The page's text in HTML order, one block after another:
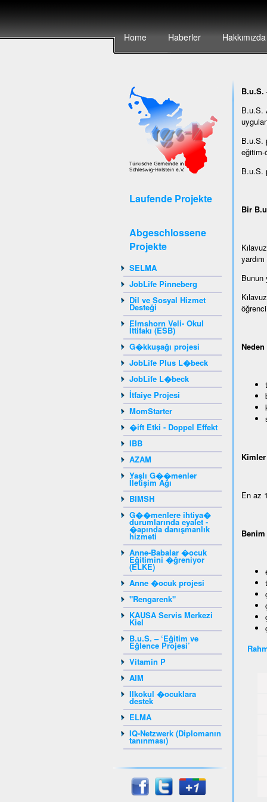
Home Haberler Hakkımızda
Laufende Projekte
Abgeschlossene
Projekte
SELMA
JobLife Pinneberg
Dil ve Sosyal Hizmet
Desteği
Elmshorn Veli- Okul
İttifakı (ESB)
G�kkuşağı projesi
JobLife Plus L�beck
JobLife L�beck
İtfaiye Projesi
MomStarter
�ift Etki - Doppel Effekt
IBB
AZAM
Yaşlı G��menler
İletişim Ağı
BIMSH
G��menlere ihtiya�
durumlarında eyalet -
�apında danışmanlık
hizmeti
Anne-Babalar �ocuk
Eğitimini �ğreniyor
(ELKE)
Anne �ocuk projesi
"Rengarenk"
KAUSA Servis Merkezi
Kiel
B.u.S. – ‘Eğitim ve
Eğlence Projesi’
Vitamin P
AIM
Ilkokul �ocuklara
destek
ELMA
IQ-Netzwerk (Diplomanın
tanınması)
B.u.S.
B.u.S.
B.u.S.
eğitim-
B.u.S.
Bir
Bunun
Neden
En az